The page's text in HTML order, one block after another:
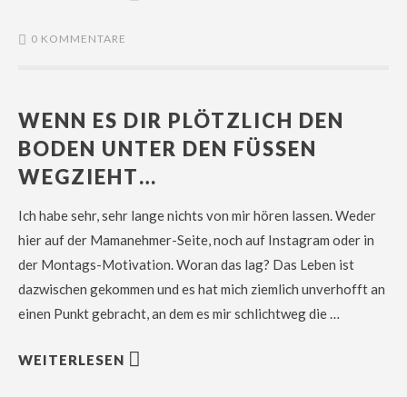
0 KOMMENTARE
WENN ES DIR PLÖTZLICH DEN
BODEN UNTER DEN FÜSSEN W
EGZIEHT…
Ich habe sehr, sehr lange nichts von mir hören lassen. Weder
hier auf der Mamanehmer-Seite, noch auf Instagram oder in
der Montags-Motivation. Woran das lag? Das Leben ist
dazwischen gekommen und es hat mich ziemlich unverhofft an
einen Punkt gebracht, an dem es mir schlichtweg die …
WEITERLESEN